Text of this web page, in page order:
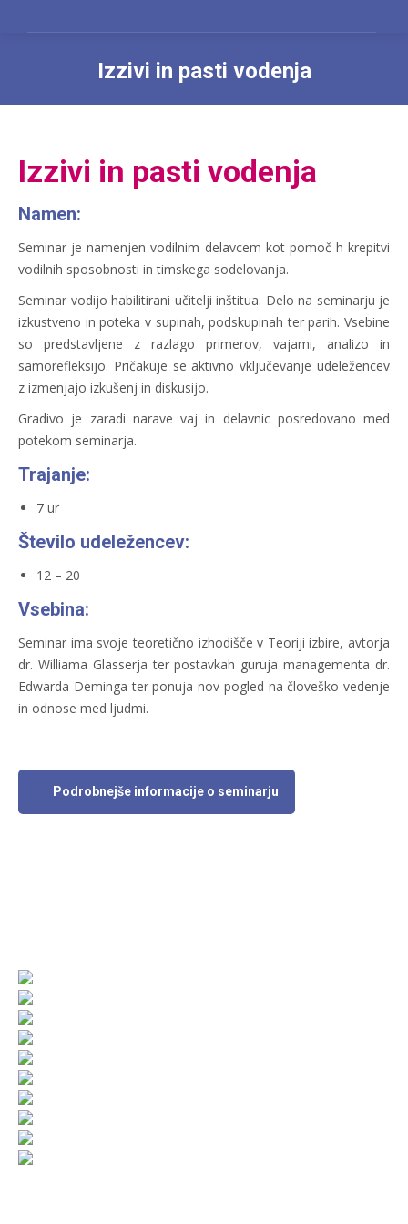
Izzivi in pasti vodenja
Izzivi in pasti vodenja
Namen:
Seminar je namenjen vodilnim delavcem kot pomoč h krepitvi
vodilnih sposobnosti in timskega sodelovanja.
Seminar vodijo habilitirani učitelji inštitua. Delo na seminarju je
izkustveno in poteka v supinah, podskupinah ter parih. Vsebine
so predstavljene z razlago primerov, vajami, analizo in
samorefleksijo. Pričakuje se aktivno vključevanje udeležencev
z izmenjajo izkušenj in diskusijo.
Gradivo je zaradi narave vaj in delavnic posredovano med
potekom seminarja.
Trajanje:
7 ur
Število udeležencev:
12 – 20
Vsebina:
Seminar ima svoje teoretično izhodišče v Teoriji izbire, avtorja
dr. Williama Glasserja ter postavkah guruja managementa dr.
Edwarda Deminga ter ponuja nov pogled na človeško vedenje
in odnose med ljudmi.
Podrobnejše informacije o seminarju